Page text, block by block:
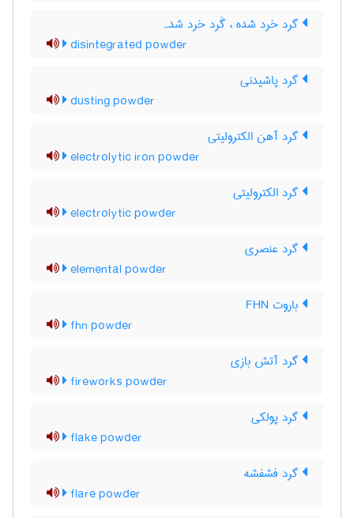
گرد خرد شده ، گَرد خرد شدہ
disintegrated powder
گرد پاشیدنی
dusting powder
گرد آهن الکترولیتی
electrolytic iron powder
گرد الکترولیتی
electrolytic powder
گرد عنصری
elemental powder
باروت FHN
fhn powder
گرد آتش بازی
fireworks powder
گرد پولکی
flake powder
گرد فشفشه
flare powder